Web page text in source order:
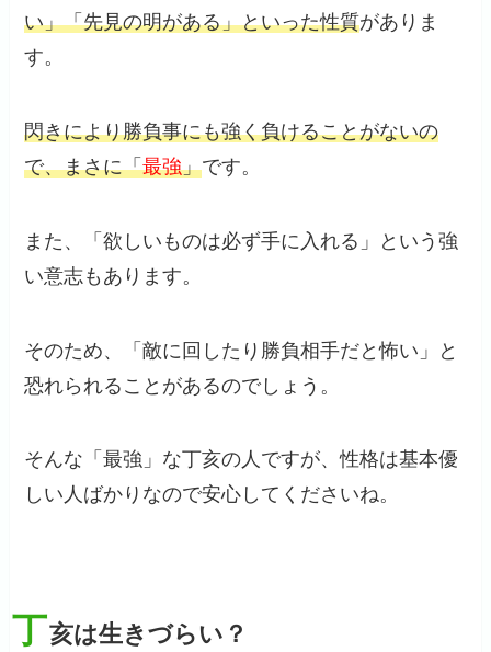
い」「先見の明がある」といった性質がありま
す。
閃きにより勝負事にも強く負けることがないの
で、まさに「最強」です。
また、「欲しいものは必ず手に入れる」という強
い意志もあります。
そのため、「敵に回したり勝負相手だと怖い」と
恐れられることがあるのでしょう。
そんな「最強」な丁亥の人ですが、性格は基本優
しい人ばかりなので安心してくださいね。
丁亥は生きづらい？